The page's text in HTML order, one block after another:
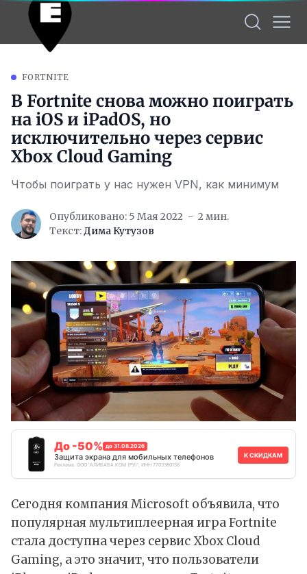
FORTNITE
В Fortnite снова можно поиграть
на iOS и iPadOS, но
исключительно через сервис
Xbox Cloud Gaming
Чтобы поиграть у нас нужен VPN, как минимум
Опубликовано: 5 Мая 2022
2 мин.
Текст:Дима Кутузов
До -50% до 31.08.2026
Защита экрана для мобильных телефонов
Реклама. ООО "АЛИБАБА.КОМ (РУ)", ИНН 7703380158
К СКИДКАМ
Сегодня компания Microsoft объявила, что
популярная мультиплеерная игра Fortnite
стала доступна через сервис Xbox Cloud
Gaming, а это значит, что пользователи